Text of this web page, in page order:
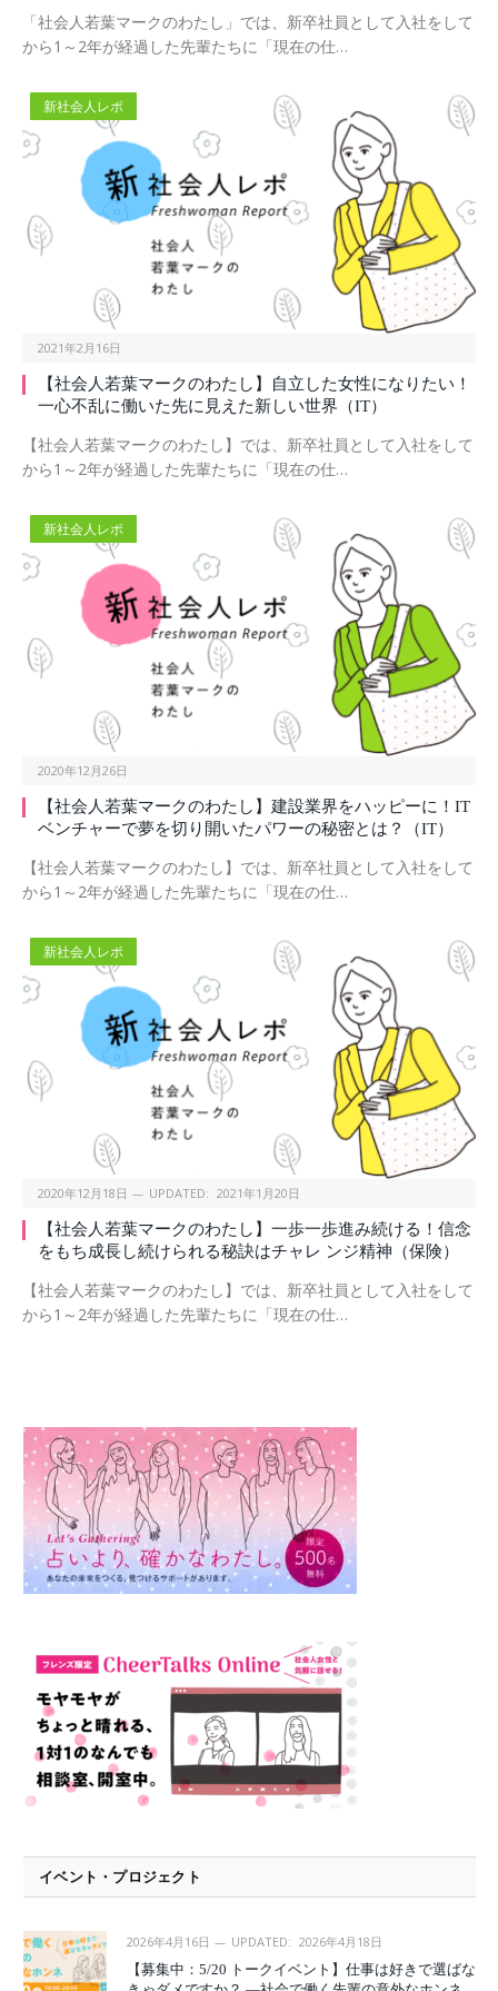
「社会人若葉マークのわたし」では、新卒社員として入社をして
から1～2年が経過した先輩たちに「現在の仕…
新社会人レポ
2021年2月16日
【社会人若葉マークのわたし】自立した女性になりたい！
一心不乱に働いた先に見えた新しい世界（IT）
【社会人若葉マークのわたし】では、新卒社員として入社をして
から1～2年が経過した先輩たちに「現在の仕…
新社会人レポ
2020年12月26日
【社会人若葉マークのわたし】建設業界をハッピーに！IT
ベンチャーで夢を切り開いたパワーの秘密とは？（IT）
【社会人若葉マークのわたし】では、新卒社員として入社をして
から1～2年が経過した先輩たちに「現在の仕…
新社会人レポ
2020年12月18日 UPDATED: 2021年1月20日
【社会人若葉マークのわたし】一歩一歩進み続ける！信念
をもち成長し続けられる秘訣はチャレ ンジ精神（保険）
【社会人若葉マークのわたし】では、新卒社員として入社をして
から1～2年が経過した先輩たちに「現在の仕…
イベント・プロジェクト
2026年4月16日 UPDATED: 2026年4月18日
【募集中：5/20 トークイベント】仕事は好きで選ばな